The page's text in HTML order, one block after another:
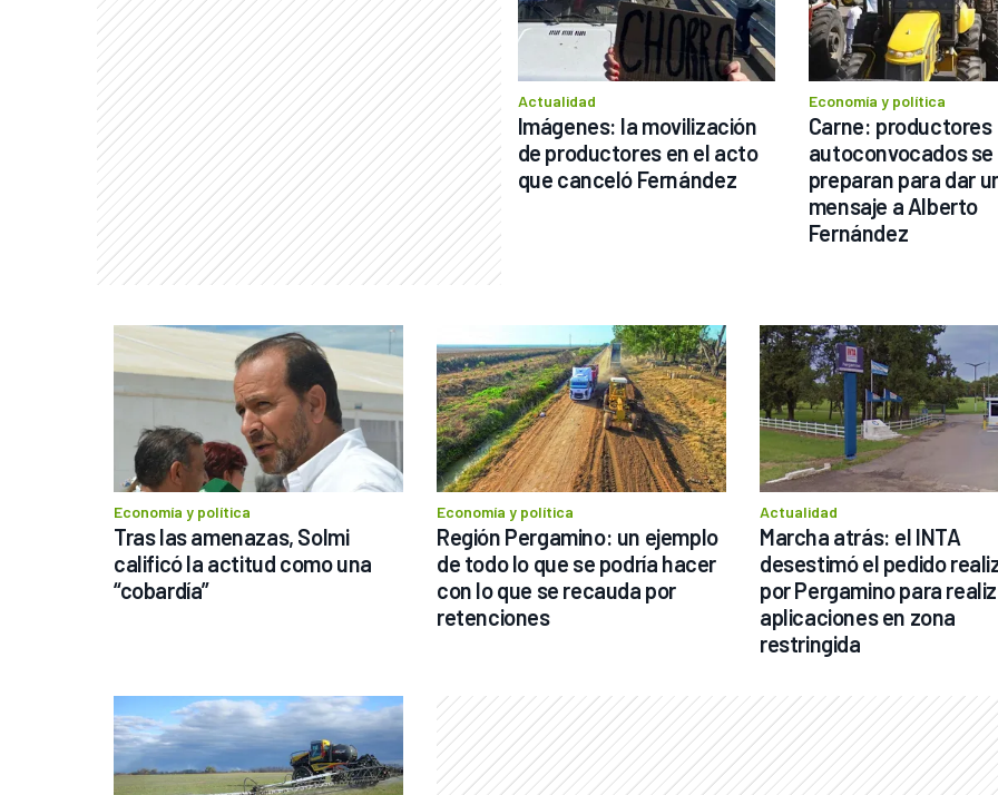
Actualidad
Imágenes: la movilización
de productores en el acto
que canceló Fernández
Economía y política
Carne: productores
autoconvocados se
preparan para dar
mensaje a Alberto
Fernández
Economía y política
Tras las amenazas, Solmi
calificó la actitud como una
“cobardía”
Economía y política
Región Pergamino: un ejemplo
de todo lo que se podría hacer
con lo que se recauda por
retenciones
Actualidad
Marcha atrás: el INTA
desestimó el pedido
por Pergamino para
aplicaciones en zona
restringida